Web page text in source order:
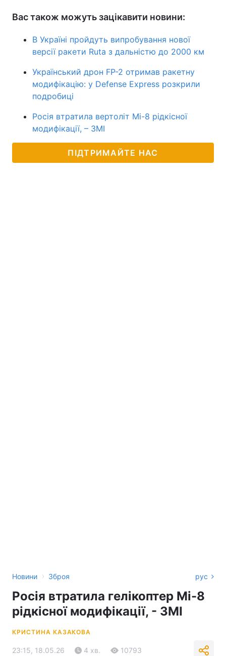
Вас також можуть зацікавити новини:
В Україні пройдуть випробування нової
версії ракети Ruta з дальністю до 2000 км
Український дрон FP-2 отримав ракетну
модифікацію: у Defense Express розкрили
подробиці
Росія втратила вертоліт Мі-8 рідкісної
модифікації, – ЗМІ
ПІДТРИМАЙТЕ НАС
Новини › Зброя рус
Росія втратила гелікоптер Мі-8
рідкісної модифікації, - ЗМІ
КРИСТИНА КАЗАКОВА
23:15, 18.05.26 4 хв. 10793